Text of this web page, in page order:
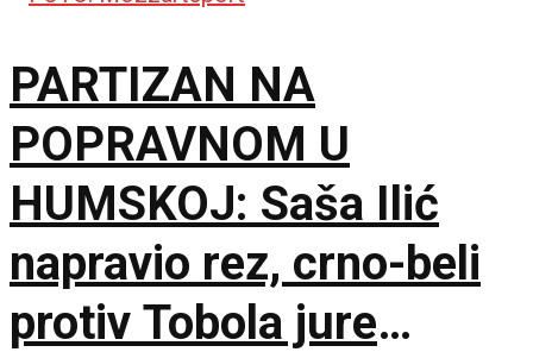
PARTIZAN NA
POPRAVNOM U
HUMSKOJ: Saša Ilić
napravio rez, crno-beli
protiv Tobola jure